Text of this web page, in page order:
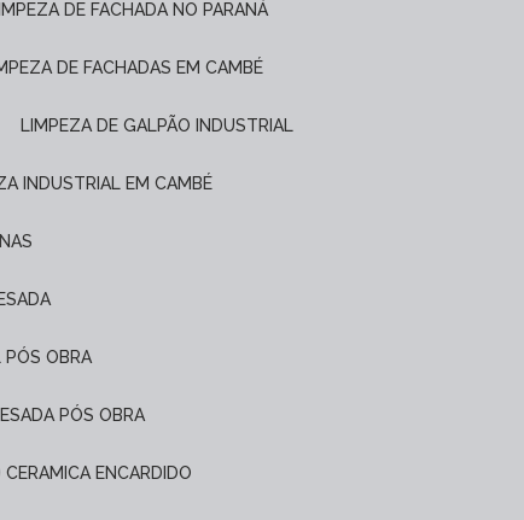
LIMPEZA DE FACHADA NO PARANÁ
DE FACHADAS EM CAMBÉ
LIMPEZA DE GALPÃO INDUSTRIAL
INDUSTRIAL EM CAMBÉ
PÓS OBRA
PÓS OBRA
CERAMICA ENCARDIDO